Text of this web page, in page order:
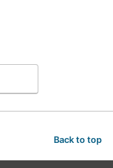
Back to top